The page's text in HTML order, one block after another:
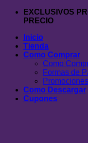
Saltar
EXCLUSIVOS
PRECIO
Inicio
Tienda
Como Comprar
Como
Formas de
Como Descargar
Cupones